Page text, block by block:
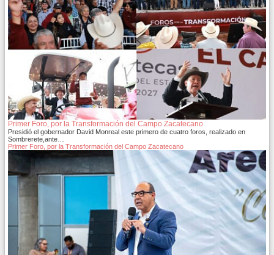
Primer Foro, por la Transformación del Campo Zacatecano
Presidió el gobernador David Monreal este primero de cuatro foros, realizado en
Sombrerete,ante…
Primer Foro, por la Transformación del Campo Zacatecano